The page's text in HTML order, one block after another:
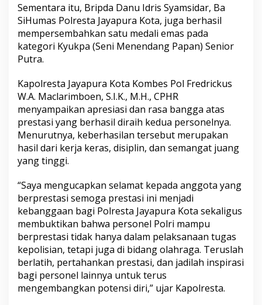
Sementara itu, Bripda Danu Idris Syamsidar, Ba
SiHumas Polresta Jayapura Kota, juga berhasil
mempersembahkan satu medali emas pada
kategori Kyukpa (Seni Menendang Papan) Senior
Putra.
Kapolresta Jayapura Kota Kombes Pol Fredrickus
W.A. Maclarimboen, S.I.K., M.H., CPHR
menyampaikan apresiasi dan rasa bangga atas
prestasi yang berhasil diraih kedua personelnya.
Menurutnya, keberhasilan tersebut merupakan
hasil dari kerja keras, disiplin, dan semangat juang
yang tinggi.
“Saya mengucapkan selamat kepada anggota yang
berprestasi semoga prestasi ini menjadi
kebanggaan bagi Polresta Jayapura Kota sekaligus
membuktikan bahwa personel Polri mampu
berprestasi tidak hanya dalam pelaksanaan tugas
kepolisian, tetapi juga di bidang olahraga. Teruslah
berlatih, pertahankan prestasi, dan jadilah inspirasi
bagi personel lainnya untuk terus
mengembangkan potensi diri,” ujar Kapolresta.